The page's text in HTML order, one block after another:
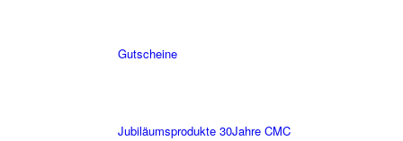
Gutscheine
Jubiläumsprodukte 30Jahre CMC